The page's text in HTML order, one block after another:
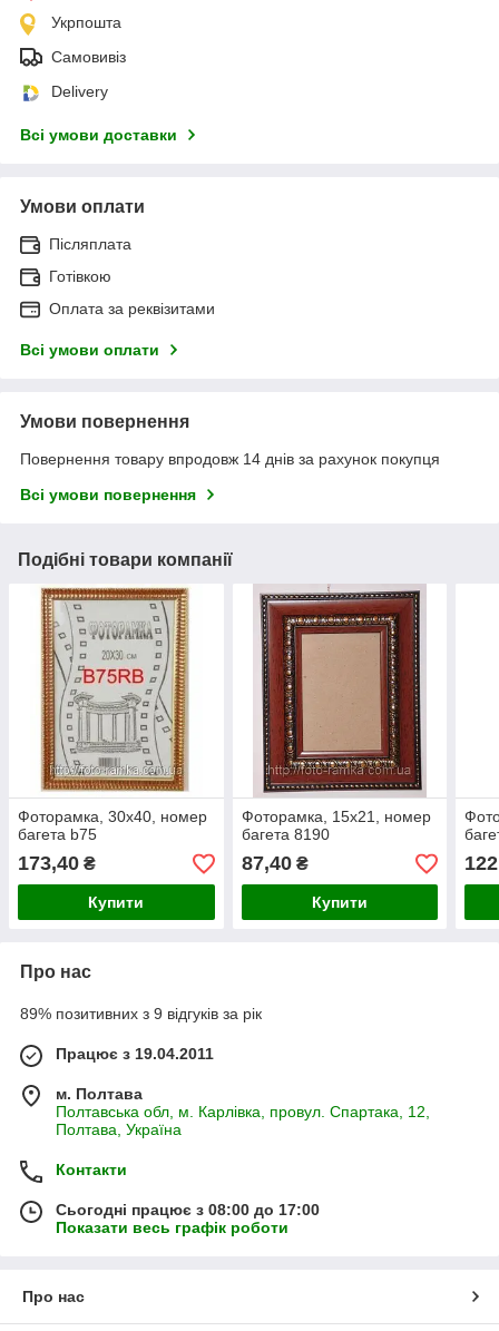
Укрпошта
Самовивіз
Delivery
Всі умови доставки
Умови оплати
Післяплата
Готівкою
Оплата за реквізитами
Всі умови оплати
Умови повернення
Повернення товару впродовж 14 днів за рахунок покупця
Всі умови повернення
Подібні товари компанії
Фоторамка, 30х40, номер
багета b75
173,40 ₴
Купити
Фоторамка, 15х21, номер
багета 8190
87,40₴
Купити
Про нас
89% позитивних з 9 відгуків за рік
Працює з 19.04.2011
м. Полтава
Полтавська обл, м. Карлівка, провул. Спартака, 12,
Полтава, Україна
Контакти
Сьогодні працює з 08:00 до 17:00
Показати весь графік роботи
Про нас